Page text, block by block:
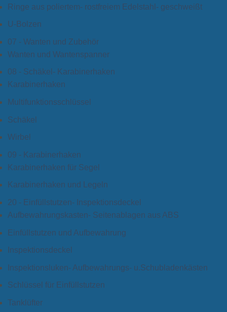
Ringe aus poliertem- rostfreiem Edelstahl- geschweißt
U-Bolzen
07 - Wanten und Zubehör
Wanten und Wantenspanner
08 - Schäkel- Karabinerhaken
Karabinerhaken
Multifunktionsschlüssel
Schäkel
Wirbel
09 - Karabinerhaken
Karabinerhaken für Segel
Karabinerhaken und Legeln
20 - Einfüllstutzen- Inspektionsdeckel
Aufbewahrungskasten- Seitenablagen aus ABS
Einfüllstutzen und Aufbewahrung
Inspektionsdeckel
Inspektionsluken- Aufbewahrungs- u.Schubladenkästen
Schlüssel für Einfüllstutzen
Tanklüfter